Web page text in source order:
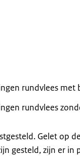
rundvlees met
rundvlees
Gelet op
gesteld, zijn er in